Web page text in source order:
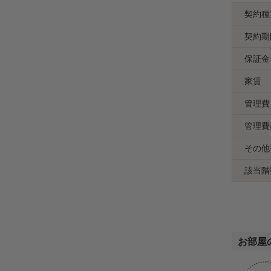
契約
契約
保証金
家賃
管理費
管理
その
該当
お部屋